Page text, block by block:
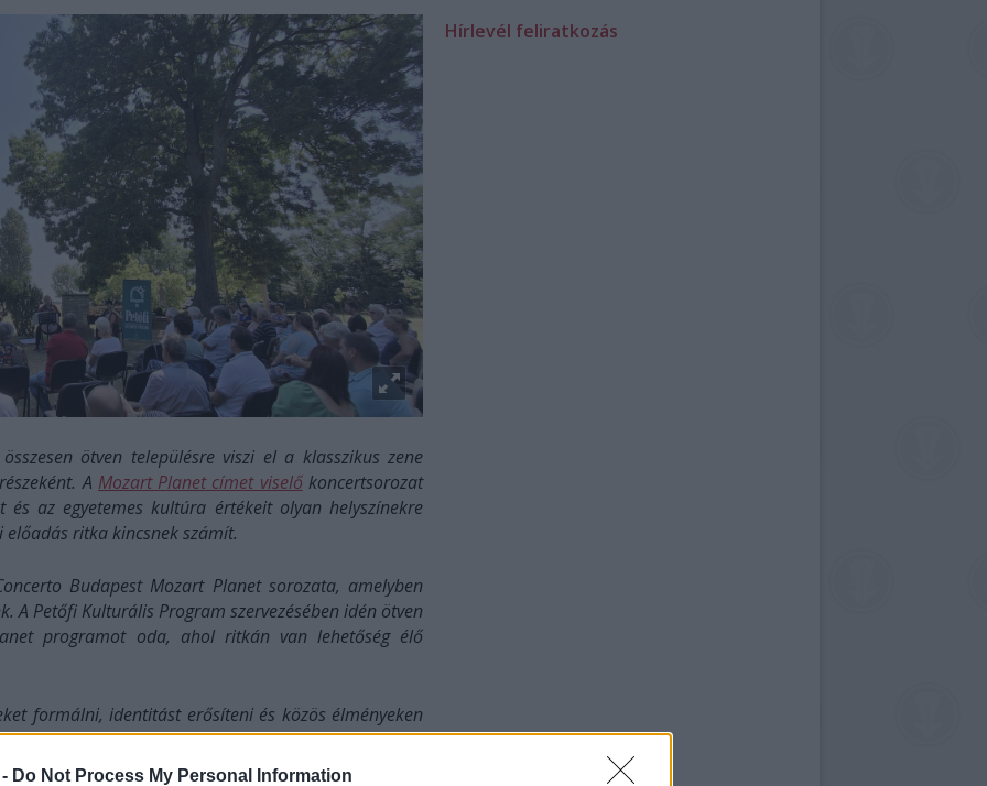
Do Not Process My Personal Information
ötven településre viszi el a klasszikus zene
A Mozart Planet címet viselőkoncertsorozat
az egyetemes kultúra értékeit olyan helyszínekre
ritka kincsnek számít.
Budapest Mozart Planet sorozata, amelyben
A Petőfi Kulturális Program szervezésében idén ötven
programot oda, ahol ritkán van lehetőség élő
formálni, identitást erősíteni és közös élményeken
A koncertekre a Liszt Intézetek meghívására nyolc
Keller András
, a Concerto Budapest
Hírlevél feliratkozás